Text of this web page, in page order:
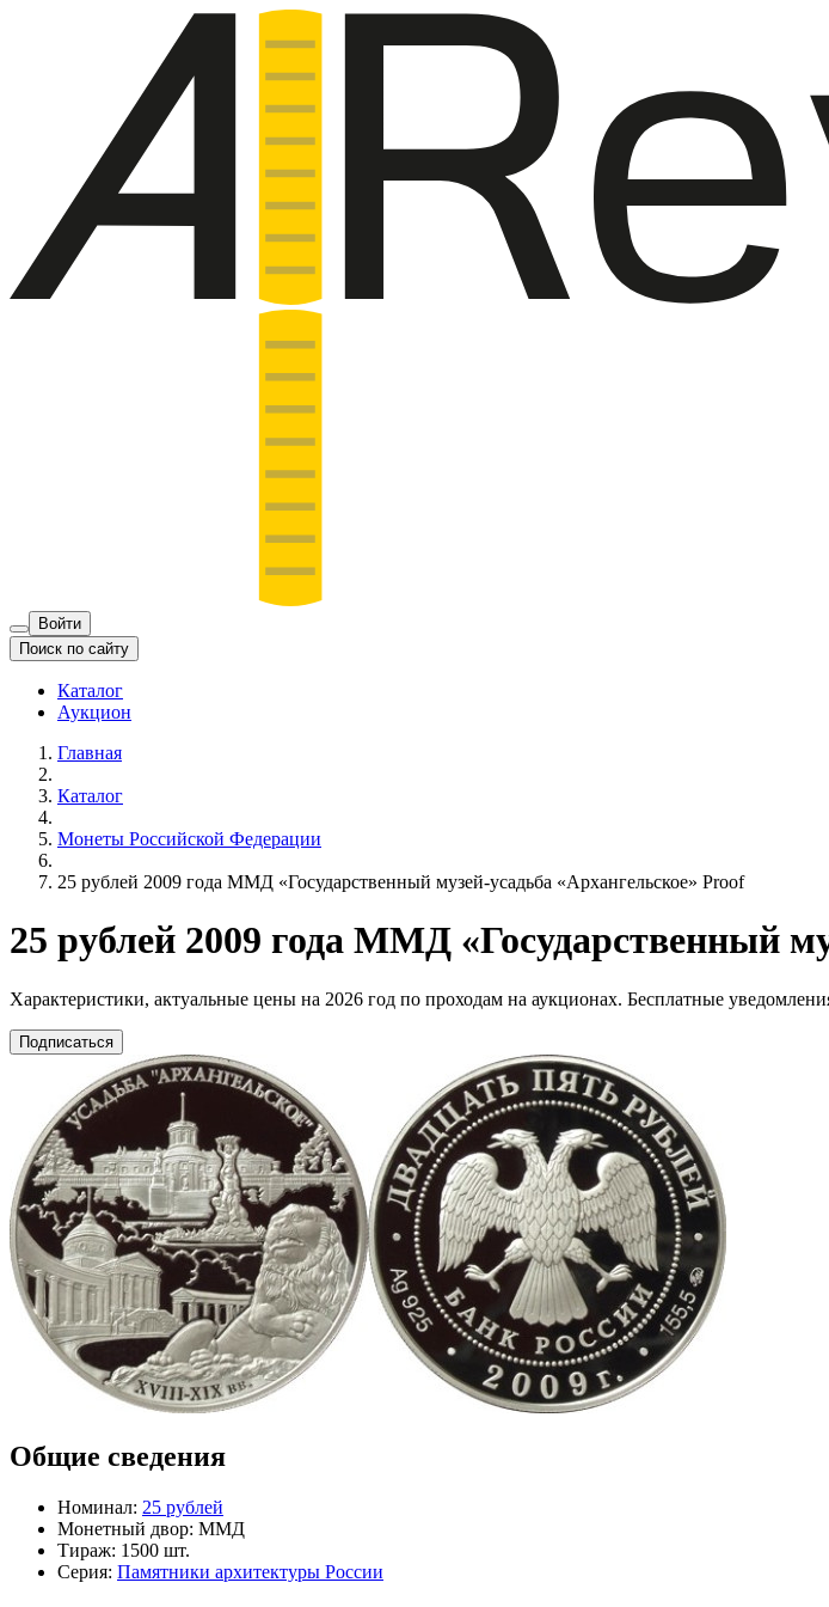
Войти
Поиск по сайту
Каталог
Аукцион
Главная
Каталог
Монеты Российской Федерации
25 рублей 2009 года ММД «Государственный музей-усадьба «Архангельское» Proof
25 рублей 2009 года ММД «Государственный
Характеристики, актуальные цены на 2026 год по проходам на аукционах. Бесплатные
Подписаться
Общие сведения
Номинал: 25 рублей
Монетный двор: ММД
Тираж: 1500 шт.
Серия: Памятники архитектуры России